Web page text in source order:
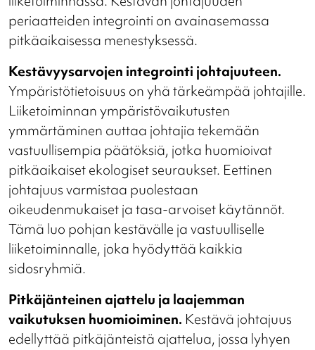
periaatteiden integrointi on avainasemassa
pitkäaikaisessa menestyksessä.
Kestävyysarvojen integrointi johtajuuteen.
Ympäristötietoisuus on yhä tärkeämpää johtajille.
Liiketoiminnan ympäristövaikutusten
ymmärtäminen auttaa johtajia tekemään
vastuullisempia päätöksiä, jotka huomioivat
pitkäaikaiset ekologiset seuraukset. Eettinen
johtajuus varmistaa puolestaan
oikeudenmukaiset ja tasa-arvoiset käytännöt.
Tämä luo pohjan kestävälle ja vastuulliselle
liiketoiminnalle, joka hyödyttää kaikkia
sidosryhmiä.
Pitkäjänteinen ajattelu ja laajemman
vaikutuksen huomioiminen. Kestävä johtajuus
edellyttää pitkäjänteistä ajattelua, jossa lyhyen